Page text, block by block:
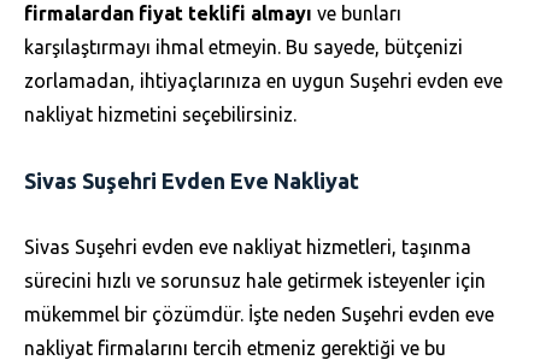
firmalardan fiyat teklifi almayı ve bunları
karşılaştırmayı ihmal etmeyin. Bu sayede, bütçenizi
zorlamadan, ihtiyaçlarınıza en uygun Suşehri evden eve
nakliyat hizmetini seçebilirsiniz.
Sivas Suşehri Evden Eve Nakliyat
Sivas Suşehri evden eve nakliyat hizmetleri, taşınma
sürecini hızlı ve sorunsuz hale getirmek isteyenler için
mükemmel bir çözümdür. İşte neden Suşehri evden eve
nakliyat firmalarını tercih etmeniz gerektiği ve bu